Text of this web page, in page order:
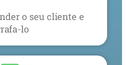
o seu cliente e
lo